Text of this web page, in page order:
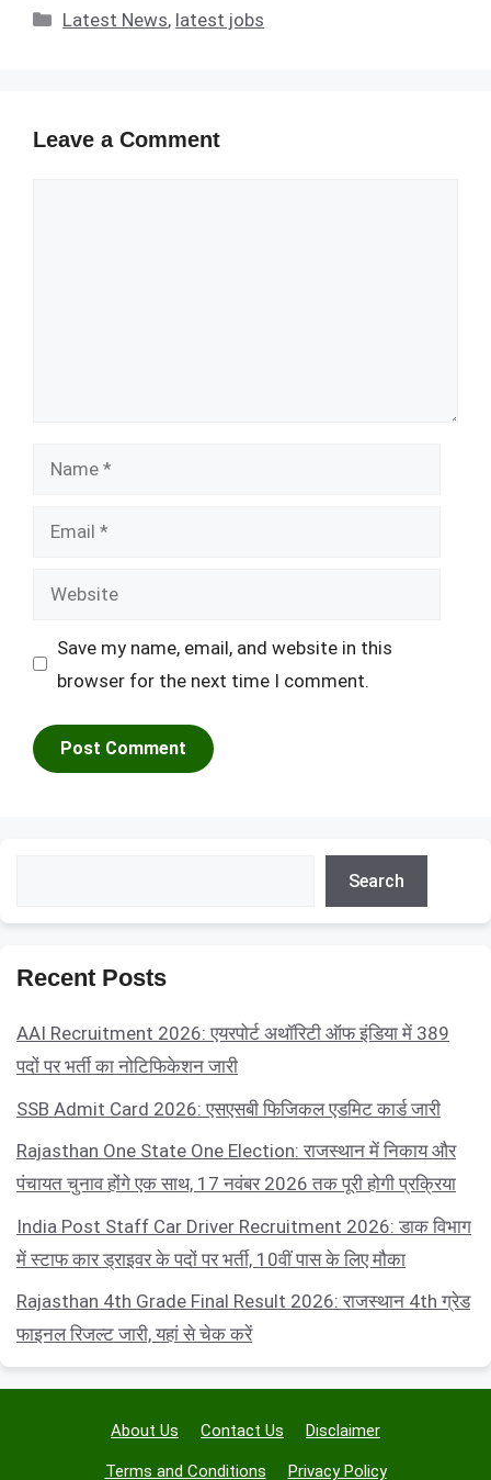
Categories
Latest News, latest jobs
Leave a Comment
Name
Email
Website
Save my name, email, and website in this
browser for the next time I comment.
Search
Recent Posts
AAI Recruitment 2026: एयरपोर्ट अथॉरिटी ऑफ इंडिया में 389
पदों पर भर्ती का नोटिफिकेशन जारी
SSB Admit Card 2026: एसएसबी फिजिकल एडमिट कार्ड जारी
Rajasthan One State One Election: राजस्थान में निकाय और
पंचायत चुनाव होंगे एक साथ, 17 नवंबर 2026 तक पूरी होगी प्रक्रिया
India Post Staff Car Driver Recruitment 2026: डाक विभाग
में स्टाफ कार ड्राइवर के पदों पर भर्ती, 10वीं पास के लिए मौका
Rajasthan 4th Grade Final Result 2026: राजस्थान 4th ग्रेड
फाइनल रिजल्ट जारी, यहां से चेक करें
About Us Contact Us Disclaimer
Terms and Conditions Privacy Policy